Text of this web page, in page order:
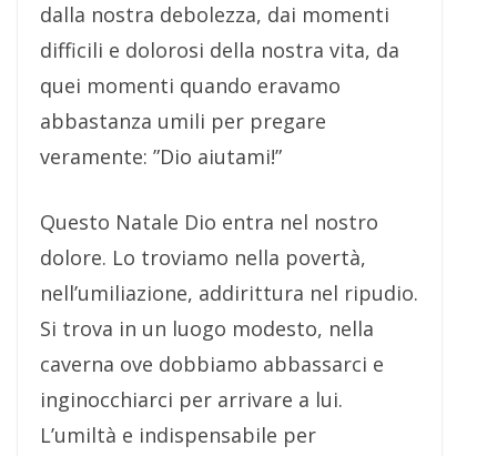
dalla nostra debolezza, dai momenti
difficili e dolorosi della nostra vita, da
quei momenti quando eravamo
abbastanza umili per pregare
veramente: ”Dio aiutami!”
Questo Natale Dio entra nel nostro
dolore. Lo troviamo nella povertà,
nell’umiliazione, addirittura nel ripudio.
Si trova in un luogo modesto, nella
caverna ove dobbiamo abbassarci e
inginocchiarci per arrivare a lui.
L’umiltà e indispensabile per